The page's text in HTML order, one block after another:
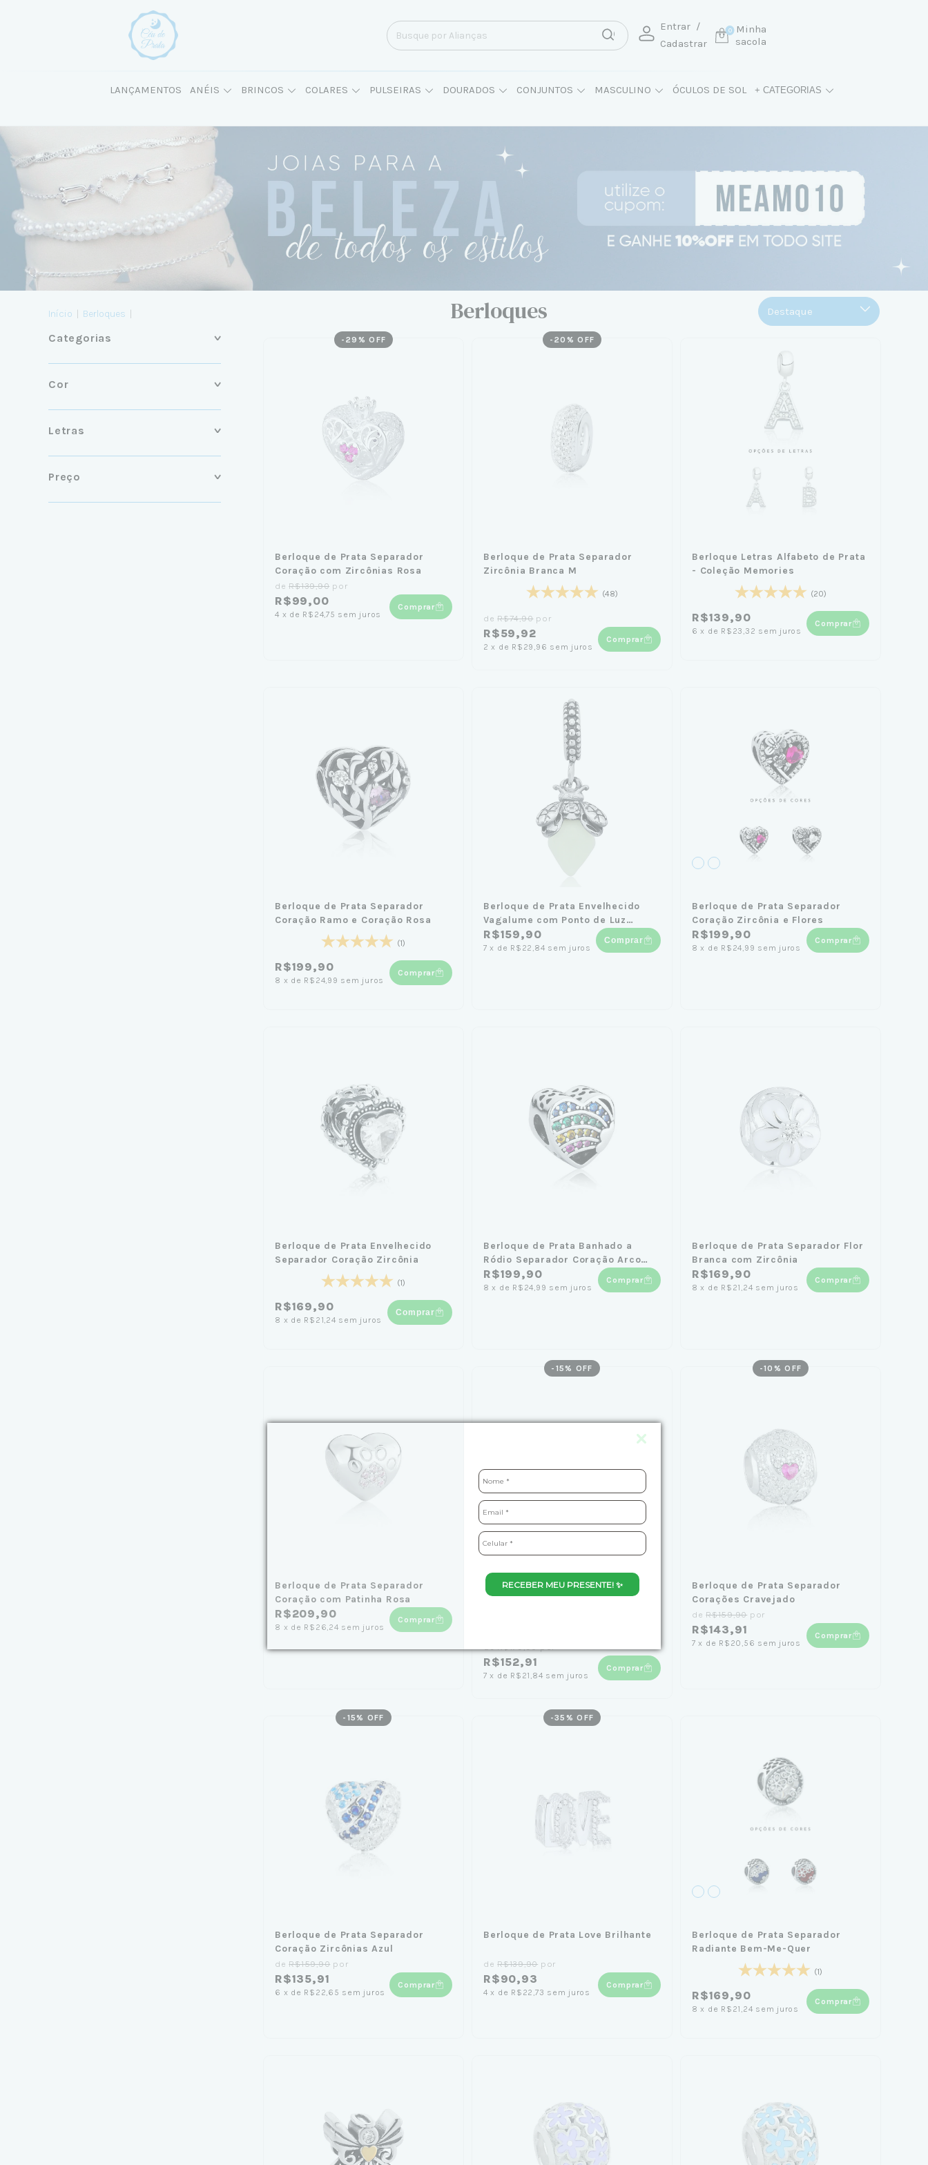
RECEBER MEU PRESENTE! ✨
Entrar /
Cadastrar
Minha
sacola
0
LANÇAMENTOS ANÉIS BRINCOS COLARES PULSEIRAS DOURADOS CONJUNTOS MASCULINO ÓCULOS DE SOL + CATEGORIAS
Início Berloques Berloques
Categorias
Cor
Letras
Preço
- 29 % OFF
Berloque de Prata Separador
Coração com Zircônias Rosa
deR$139,90 por
R$99,00
4 x de R$24,75 sem juros
Comprar
- 20 % OFF
Berloque de Prata Separador
Zircônia Branca M
(48)
deR$74,90por
R$59,92
2 x de R$29,96 sem juros
Comprar
Berloque Letras Alfabeto de Prata
- Coleção Memories
(20)
R$139,90
6 x de R$23,32 sem juros
Comprar
Berloque de Prata Separador
Coração Ramo e Coração Rosa
(1)
R$199,90
8 x de R$24,99 sem juros
Comprar
Berloque de Prata Envelhecido
Vagalume com Ponto de Luz
(Brilha no Escuro)
R$159,90
7 x de R$22,84 sem juros
Comprar
Berloque de Prata Separador
Coração Zircônia e Flores
R$199,90
8 x de R$24,99 sem juros
Comprar
Berloque de Prata Envelhecido
Separador Coração Zircônia
(1)
R$169,90
8 x de R$21,24 sem juros
Comprar
Berloque de Prata Banhado a
Ródio Separador Coração Arco
Íris
R$199,90
8 x de R$24,99 sem juros
Comprar
Berloque de Prata Separador Flor
Branca com Zircônia
R$169,90
8 x de R$21,24 sem juros
Comprar
Berloque de Prata Separador
Coração com Patinha Rosa
R$209,90
8 x de R$26,24 sem juros
Comprar
- 15 % OFF
Berloque de Prata Separador
Corações Zircônia Rosa
R$152,91
7 x de R$21,84 sem juros
Comprar
-10 % OFF
Berloque de Prata Separador
Corações Cravejado
deR$159,90 por
R$143,91
7 x de R$20,56 sem juros
Comprar
- 15 % OFF
Berloque de Prata Separador
Coração Zircônias Azul
deR$159,90 por
R$135,91
6 x de R$22,65 sem juros
Comprar
-35 % OFF
Berloque de Prata Love Brilhante
deR$139,90 por
R$90,93
4 x de R$22,73 sem juros
Comprar
Berloque de Prata Separador
Radiante Bem-Me-Quer
(1)
R$169,90
8 x de R$21,24 sem juros
Comprar